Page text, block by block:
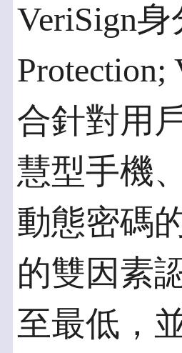
VeriSign
合針對用
慧型手機
動態密碼
的雙因素
至最低，